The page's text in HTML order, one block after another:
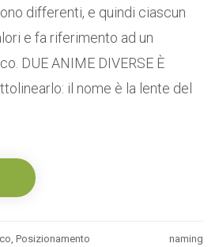
differenti, e quindi ciascun
e fa riferimento ad un
DUE ANIME DIVERSE È
il nome è la lente del
naming
, Posizionamento